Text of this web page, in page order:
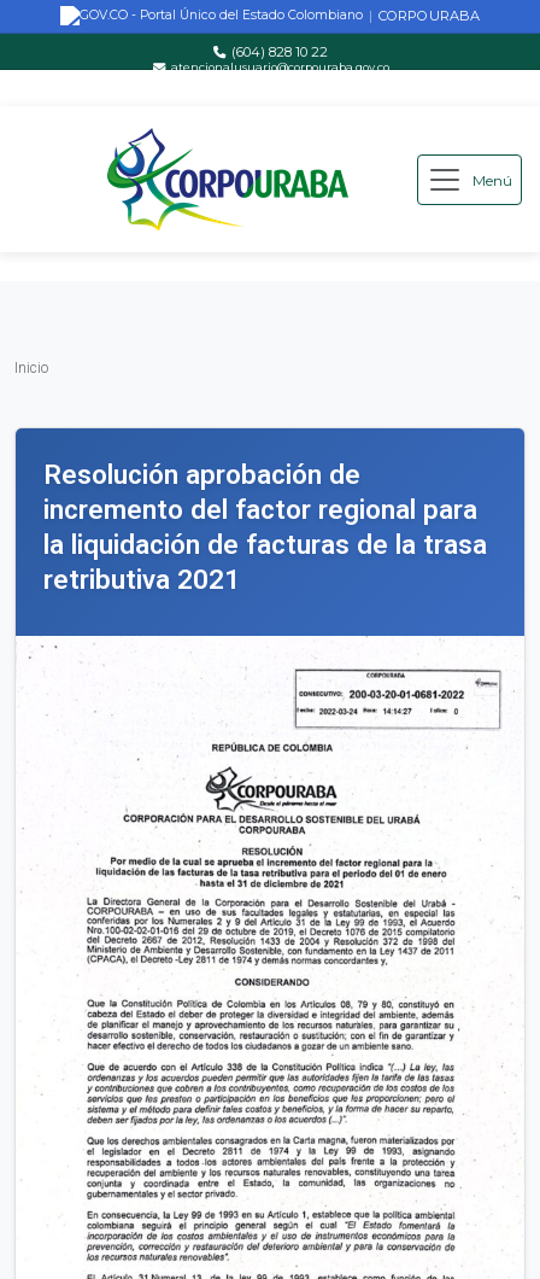
Saltar al contenido principal
| CORPOURABA
(604) 828 10 22
atencionalusuario@corpouraba.gov.co
Menú
Inicio
Resolución aprobación de
incremento del factor regional para
la liquidación de facturas de la trasa
retributiva 2021